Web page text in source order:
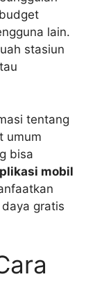
lain.
stasiun
tentang
umum
bisa
mobil
gratis